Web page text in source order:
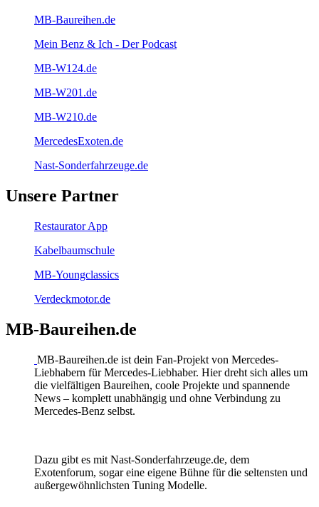
MB-Baureihen.de
Mein Benz & Ich - Der Podcast
MB-W124.de
MB-W201.de
MB-W210.de
MercedesExoten.de
Nast-Sonderfahrzeuge.de
Unsere Partner
Restaurator App
Kabelbaumschule
MB-Youngclassics
Verdeckmotor.de
MB-Baureihen.de
MB-Baureihen.de ist dein Fan-Projekt von Mercedes-
Liebhabern für Mercedes-Liebhaber. Hier dreht sich alles um
die vielfältigen Baureihen, coole Projekte und spannende
News – komplett unabhängig und ohne Verbindung zu
Mercedes-Benz selbst.
Dazu gibt es mit Nast-Sonderfahrzeuge.de, dem
Exotenforum, sogar eine eigene Bühne für die seltensten und
außergewöhnlichsten Tuning Modelle.